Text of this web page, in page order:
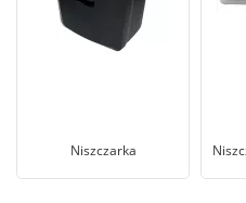
Niszczarka